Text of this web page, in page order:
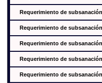
Requerimiento de
Requerimiento de
Requerimiento de
Requerimiento de
Requerimiento de